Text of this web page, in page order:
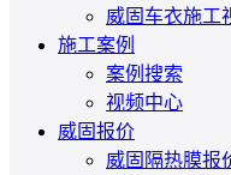
威固车衣施工
施工案例
案例搜索
视频中心
威固报价
威固隔热膜报